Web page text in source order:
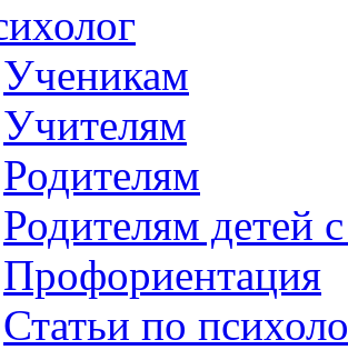
Ученикам
Учителям
Родителям
Родителям детей
Профориентация
Статьи по